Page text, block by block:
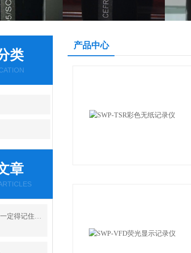
类
章
使用无纸记录仪，一定得记住这几点！
产品中心